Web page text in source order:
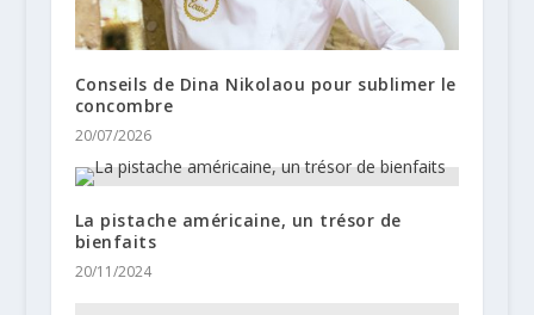
Conseils de Dina Nikolaou pour sublimer le
concombre
20/07/2026
La pistache américaine, un trésor de
bienfaits
20/11/2024